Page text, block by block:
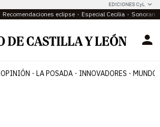
EDICIONES CyL
Recomendaciones eclipse Especial Cecilia
OPINIÓN LA POSADA INNOVADORES MUNDO